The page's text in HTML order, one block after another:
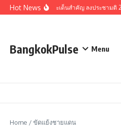
Skip to content
Hot Newsรวมประเด็นสำคัญ ลงประชามติ
BangkokPulse Menu
Home /ขัดแย้งชายแดน